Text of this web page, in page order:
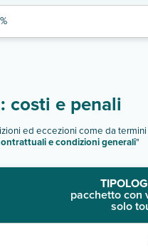
costi e penali
ed eccezioni come da
e condizioni generali"
pacchetto con
solo